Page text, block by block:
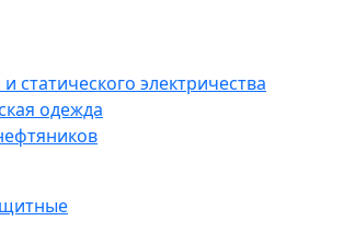
статического электричества
одежда